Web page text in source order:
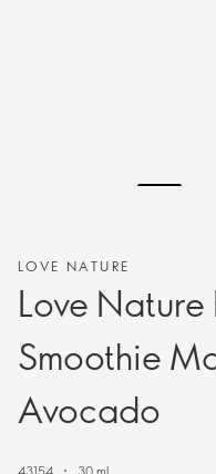
LOVE NATURE
Love
Smoothie
Avocado